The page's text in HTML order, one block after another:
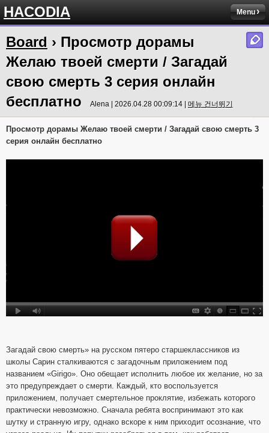
HACODIA Menu
Board › Просмотр дорамы
Желаю твоей смерти / Загадай
свою смерть 3 серия онлайн
бесплатно
Alena | 2026.04.28 00:09:14 | 메뉴 건너뛰기
Просмотр дорамы Желаю твоей смерти / Загадай свою смерть 3
серия онлайн бесплатно
Загадай свою смерть» на русском пятеро старшеклассников из
школы Сарин сталкиваются с загадочным приложением под
названием «Girigo». Оно обещает исполнить любое их желание, но за
это предупреждает о смерти. Каждый, кто воспользуется
приложением, получает смертельное проклятие, избежать которого
практически невозможно. Сначала ребята воспринимают это как
шутку и странную игру, однако вскоре к ним приходит осознание, что